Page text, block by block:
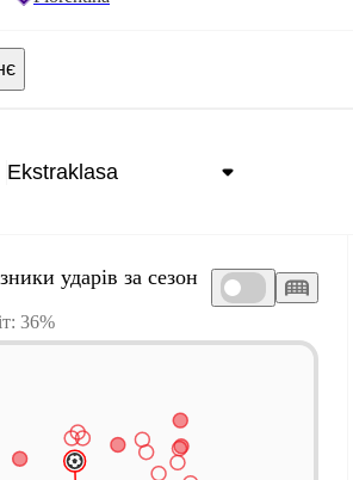
ударів за сезон
36%